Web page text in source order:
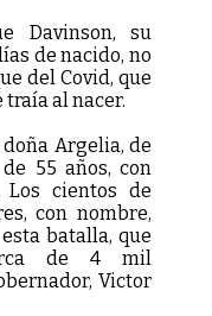
Davinson, su
de nacido, no
del Covid, que
traía al nacer.
Argelia, de
55 años, con
Los cientos de
con nombre,
batalla, que
de 4 mil
Victor